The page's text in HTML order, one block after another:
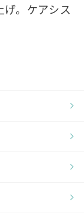
。ケアシス